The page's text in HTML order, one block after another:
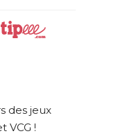
des jeux
VCG !